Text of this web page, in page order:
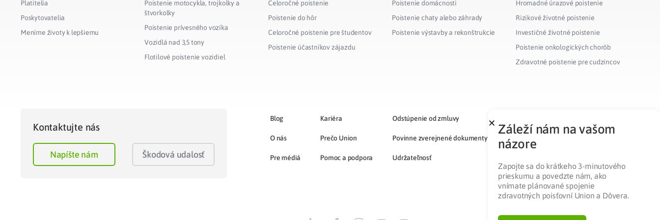
Platitelia
Poskytovatelia
Meníme životy k lepšiemu
Poistenie motocykla, trojkolky a
štvorkolky
Poistenie prívesného vozíka
Vozidlá nad 3,5 tony
Flotilové poistenie vozidiel
Celoročné poistenie
Poistenie do hôr
Celoročné poistenie pre študentov
Poistenie účastníkov zájazdu
Poistenie domácnosti
Poistenie chaty alebo záhrady
Poistenie výstavby a rekonštrukcie
Hromadné úrazové poistenie
Rizikové životné poistenie
Investičné životné poistenie
Poistenie onkologických chorôb
Zdravotné poistenie pre cudzincov
Kontaktujte nás
Napíšte nám Škodová udalosť
Blog
O nás
Pre médiá
Kariéra
Prečo Union
Pomoc a podpora
Odstúpenie od zmluvy
Povinne zverejnené dokumenty
Udržateľnosť
Záleží nám na vašom
názore
Zapojte sa do krátkeho 3-minutového
prieskumu a povedzte nám, ako
vnímate plánované spojenie
zdravotných poisťovní Union a Dôvera.